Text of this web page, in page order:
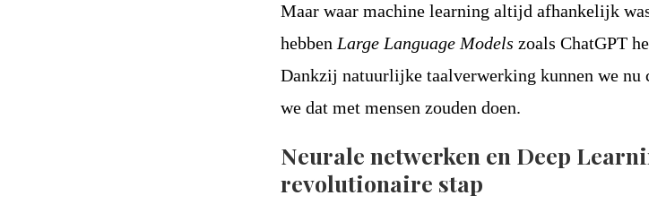
Maar waar machine learning altijd afhankelijk
hebben Large Language Models zoals ChatGPT
Dankzij natuurlijke taalverwerking kunnen we nu
we dat met mensen zouden doen.
Neurale netwerken en Deep
revolutionaire stap